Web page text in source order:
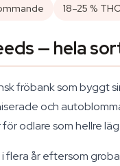
18–25 % THC
— hela
fröbank som byggt
och
odlare som hellre
i flera år eftersom